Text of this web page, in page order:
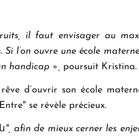
il faut envisager au
l’on ouvre une école
handicap », poursuit Kristina.
d’ouvrir son école
se révèle précieux.
afin de mieux cerner les